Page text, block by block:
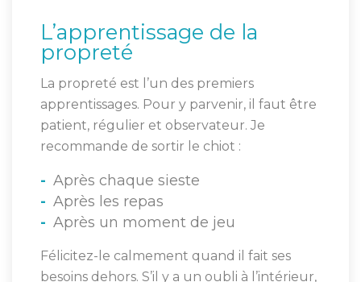
L’apprentissage de la
propreté
La propreté est l’un des premiers
apprentissages. Pour y parvenir, il faut être
patient, régulier et observateur. Je
recommande de sortir le chiot :
Après chaque sieste
Après les repas
Après un moment de jeu
Félicitez-le calmement quand il fait ses
besoins dehors. S’il y a un oubli à l’intérieur,